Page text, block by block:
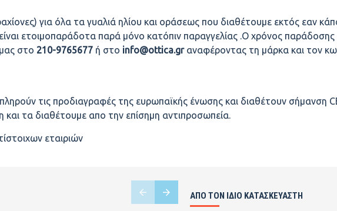
για όλα τα γυαλιά ηλίου και οράσεως που διαθέτουμε εκτός εαν
ετοιμοπαράδοτα παρά μόνο κατόπιν παραγγελίας .Ο χρόνος
στο 210-9765677 ή στο info@ottica.gr αναφέροντας τη μάρκα και τον
τις προδιαγραφές της ευρωπαϊκής ένωσης και διαθέτουν σήμανση
και τα διαθέτουμε απο την επίσημη αντιπροσωπεία.
εταιριών
ΑΠΌ ΤΟΝ ΊΔΙΟ ΚΑΤΑΣΚΕΥΑΣΤΉ